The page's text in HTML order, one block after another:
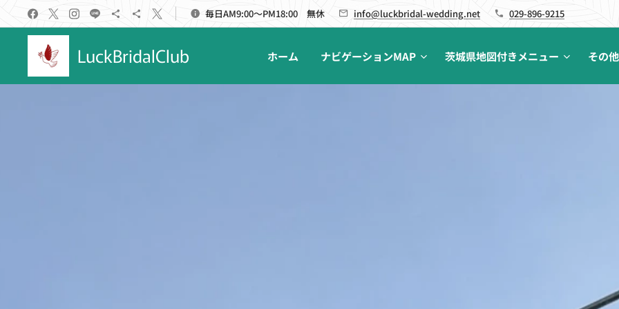
毎日AM9:00～PM18:00 無休 info@luckbridal-wedding.net 029-896-9215
LuckBridalClub ホーム ナビゲーションMAP 茨城県地図付きメニュー その他